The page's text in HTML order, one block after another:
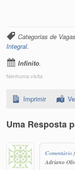
Categorias de
Integral.
Infinito.
Nenhuma visita
Imprimir
Uma Resposta
Comentário
Adriano